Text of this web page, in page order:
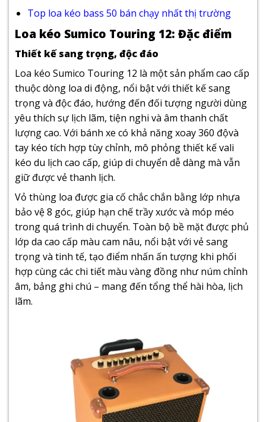
Top loa kéo bass 50 bán chạy nhất thị trường
Loa kéo Sumico Touring 12: Đặc điểm
Thiết kế sang trọng, độc đáo
Loa kéo Sumico Touring 12 là một sản phẩm cao cấp
thuộc dòng loa di động, nổi bật với thiết kế sang
trọng và độc đáo, hướng đến đối tượng người dùng
yêu thích sự lịch lãm, tiện nghi và âm thanh chất
lượng cao. Với bánh xe có khả năng xoay 360 độvà
tay kéo tích hợp tùy chỉnh, mô phỏng thiết kế vali
kéo du lịch cao cấp, giúp di chuyển dễ dàng mà vẫn
giữ được vẻ thanh lịch.
Vỏ thùng loa được gia cố chắc chắn bằng lớp nhựa
bảo vệ 8 góc, giúp hạn chế trầy xước và móp méo
trong quá trình di chuyển. Toàn bộ bề mặt được phủ
lớp da cao cấp màu cam nâu, nổi bật với vẻ sang
trọng và tinh tế, tạo điểm nhấn ấn tượng khi phối
hợp cùng các chi tiết màu vàng đồng như núm chỉnh
âm, bảng ghi chú – mang đến tổng thể hài hòa, lịch
lãm.